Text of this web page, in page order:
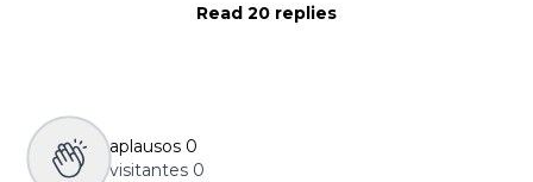
Read 20 replies
aplausos 0
visitantes 0